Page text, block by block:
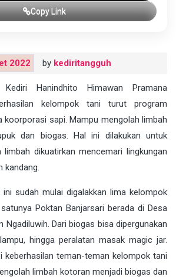
Copy Link
2022 by kediritangguh
Hanindhito Himawan Pramana
kelompok tani turut program
koorporasi sapi. Mampu mengolah limbah
dan biogas. Hal ini dilakukan untuk
limbah dikuatirkan mencemari lingkungan
kandang.
sudah mulai digalakkan lima kelompok
Poktan Banjarsari berada di Desa
Ngadiluwih. Dari biogas bisa dipergunakan
hingga peralatan masak magic jar.
keberhasilan teman-teman kelompok tani
limbah kotoran menjadi biogas dan